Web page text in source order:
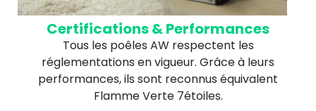
Certifications & Performances
Tous les poêles AW respectent les
réglementations en vigueur. Grâce à leurs
performances, ils sont reconnus équivalent
Flamme Verte 7étoiles.